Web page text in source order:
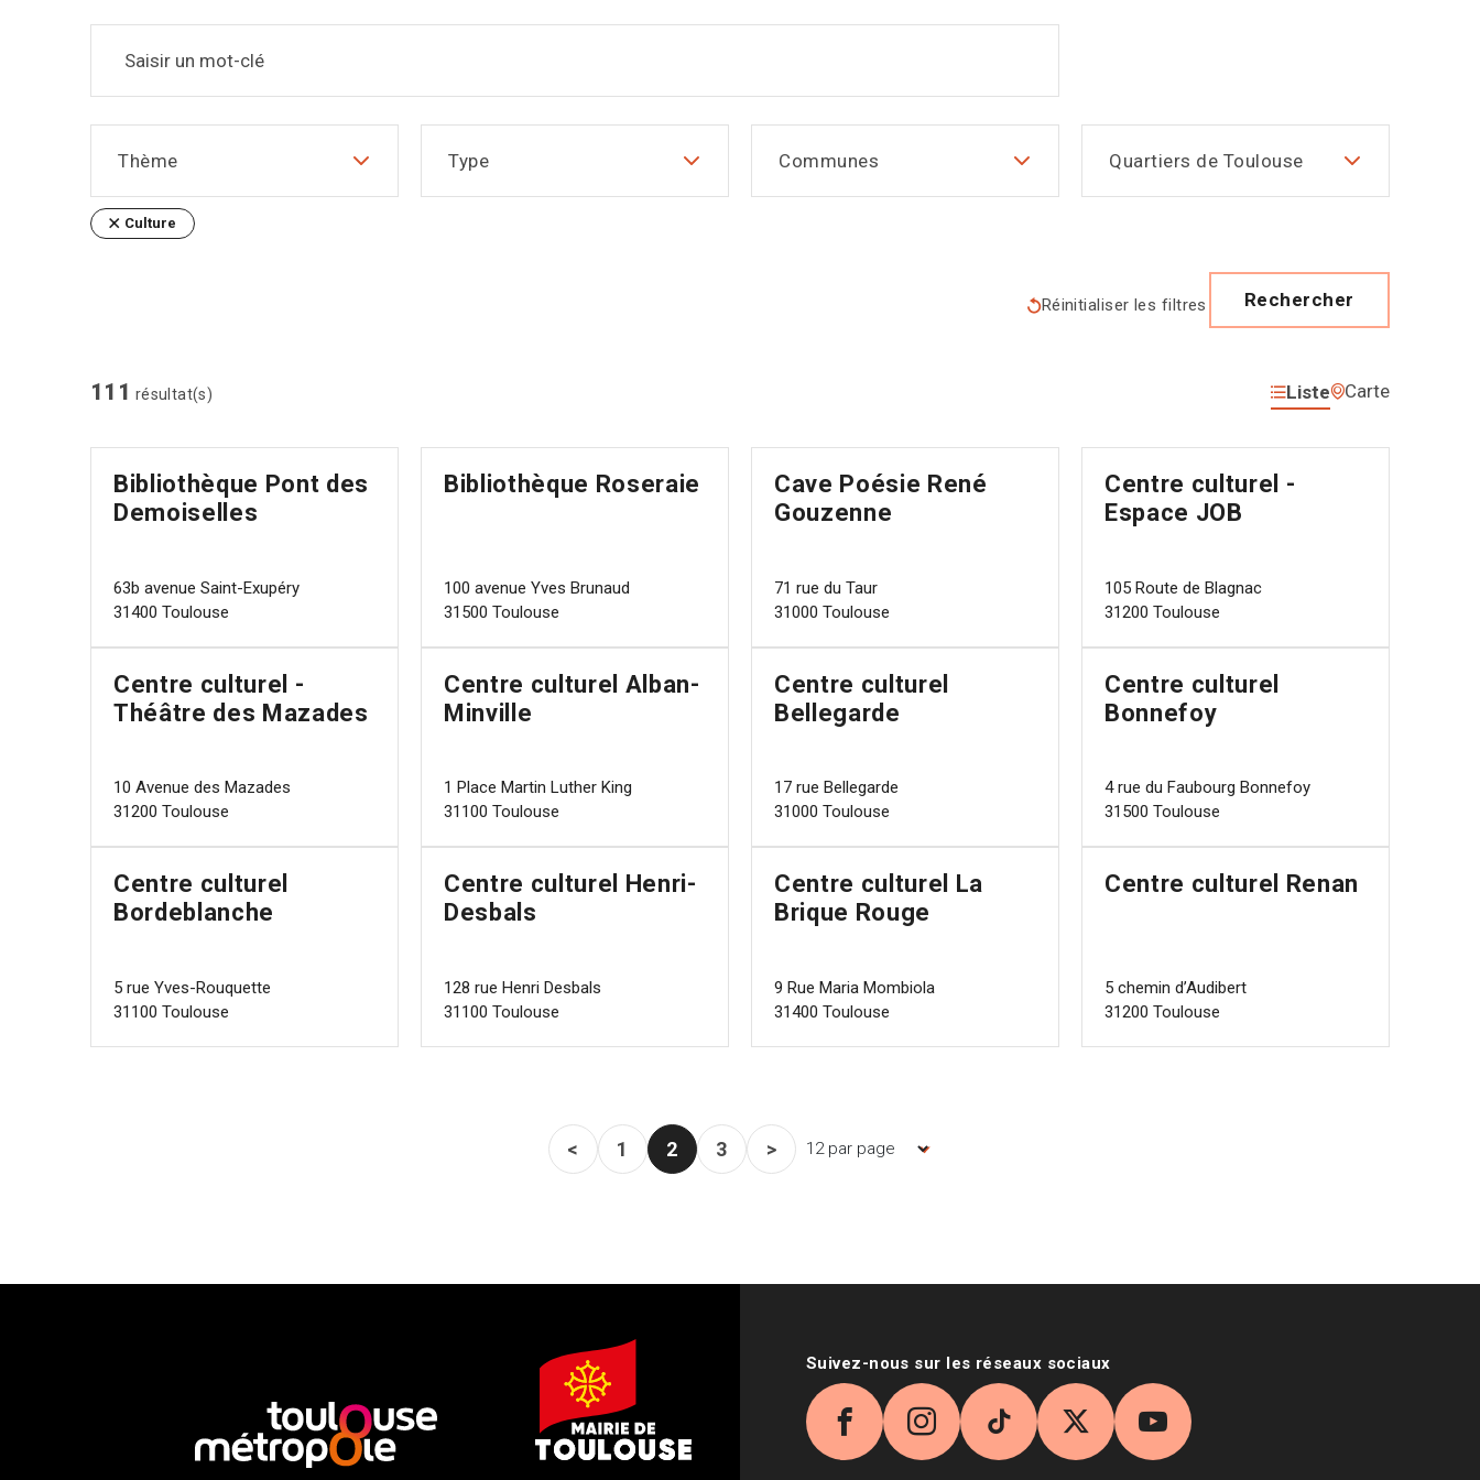
Thème
Culture
Type Communes Quartiers de Toulouse
Réinitialiser les filtres Rechercher
111 résultat(s) Liste Carte
Bibliothèque Pont des
Demoiselles
63b avenue Saint-Exupéry
31400 Toulouse
Bibliothèque Roseraie
100 avenue Yves Brunaud
31500 Toulouse
Cave Poésie René
Gouzenne
71 rue du Taur
31000 Toulouse
Centre culturel -
Espace JOB
105 Route de Blagnac
31200 Toulouse
Centre culturel -
Théâtre des Mazades
10 Avenue des Mazades
31200 Toulouse
Centre culturel Alban-
Minville
1 Place Martin Luther King
31100 Toulouse
Centre culturel
Bellegarde
17 rue Bellegarde
31000 Toulouse
Centre culturel
Bonnefoy
4 rue du Faubourg Bonnefoy
31500 Toulouse
Centre culturel
Bordeblanche
5 rue Yves-Rouquette
31100 Toulouse
Centre culturel Henri-
Desbals
128 rue Henri Desbals
31100 Toulouse
Centre culturel La
Brique Rouge
9 Rue Maria Mombiola
31400 Toulouse
Centre culturel Renan
5 chemin d’Audibert
31200 Toulouse
Page précédente
<
Page
1
Page courante
2
Page
3
Page suivante
>
Nombre d'items par page, la page se recharge à la séléction du nombre d'items
Suivez-nous sur les réseaux sociaux
FacebookInstagram
TikTokX YouTube